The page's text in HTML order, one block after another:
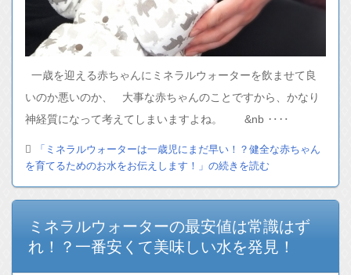
一歳を迎える赤ちゃんにミネラルウォーターを飲ませて良
いのか悪いのか、 大事な赤ちゃんのことですから、かなり
神経質になって考えてしまいますよね。 &nb ‥‥
「ミネラルウォーターは一歳児にまだ早い！？健全な赤ちゃん
を育てるためのお水をお伝えします！」の続きを読む
ミネラルウォーターの最安値は常識はず
れ！？一番安くて美味しい水を発見！